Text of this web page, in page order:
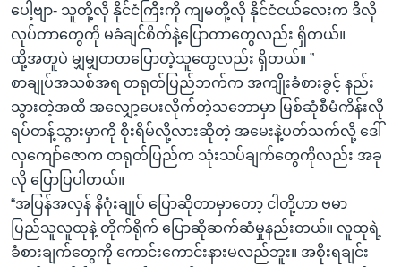
ပေါ့ဗျာ- သူတို့လို နိုင်ငံကြီးကို ကျမတို့လို နိုင်ငံငယ်လေးက ဒီလို
လုပ်တာတွေကို မခံချင်စိတ်နဲ့ပြောတာတွေလည်း ရှိတယ်။
ထို့အတူပဲ မျှမျှတတပြောတဲ့သူတွေလည်း ရှိတယ်။ ”
စာချုပ်အသစ်အရ တရုတ်ပြည်ဘက်က အကျိုးခံစားခွင့် နည်း
သွားတဲ့အထိ အလျှော့ပေးလိုက်တဲ့သဘောမှာ မြစ်ဆုံစီမံကိန်းလို
ရပ်တန့်သွားမှာကို စိုးရိမ်လို့လားဆိုတဲ့ အမေးနဲ့ပတ်သက်လို့ ဒေါ်
လှကျော်ဇောက တရုတ်ပြည်က သုံးသပ်ချက်တွေကိုလည်း အခု
လို ပြောပြပါတယ်။
“အပြန်အလှန် နိဂုံးချုပ် ပြောဆိုတာမှာတော့ ငါတို့ဟာ ဗမာ
ပြည်သူလူထုနဲ့ တိုက်ရိုက် ပြောဆိုဆက်ဆံမှုနည်းတယ်။ လူထုရဲ့
ခံစားချက်တွေကို ကောင်းကောင်းနားမလည်ဘူး။ အစိုးရချင်း